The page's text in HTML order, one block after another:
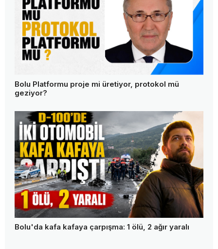
Bolu TSO'da seçim heyecanı başladı! 4 bin 645 üye
sandık başına gidiyor